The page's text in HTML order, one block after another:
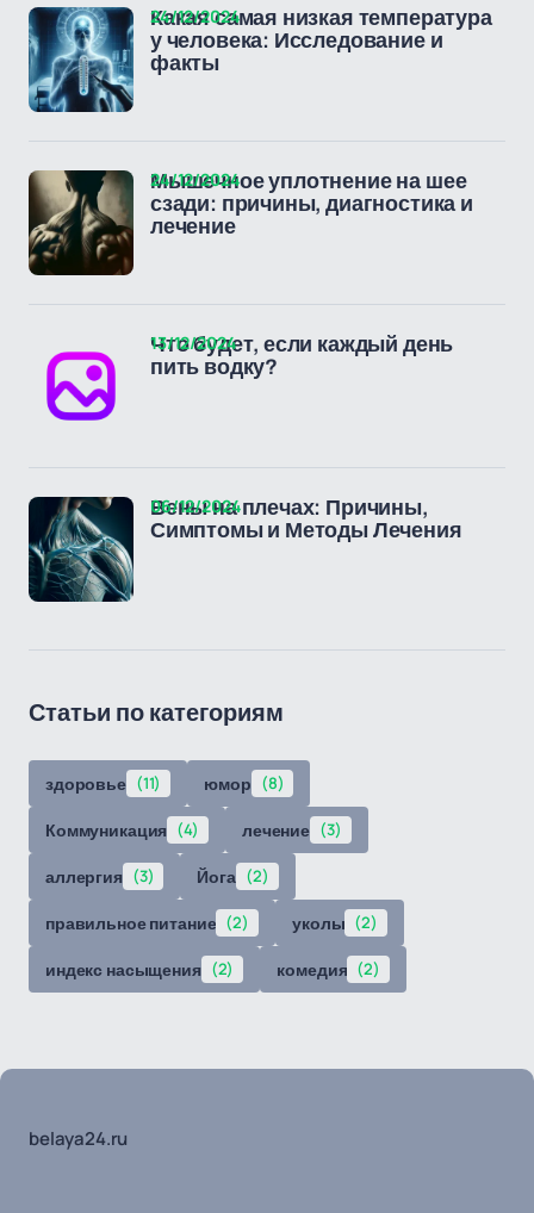
Какая самая низкая температура
у человека: Исследование и
факты
24/12/2024
Мышечное уплотнение на шее
сзади: причины, диагностика и
лечение
24/12/2024
Что будет, если каждый день
пить водку?
13/12/2024
Вены на плечах: Причины,
Симптомы и Методы Лечения
06/12/2024
Статьи по категориям
здоровье (11) юмор (8)
Коммуникация (4) лечение (3)
аллергия (3) Йога (2)
правильное питание (2) уколы (2)
индекс насыщения (2) комедия (2)
belaya24.ru